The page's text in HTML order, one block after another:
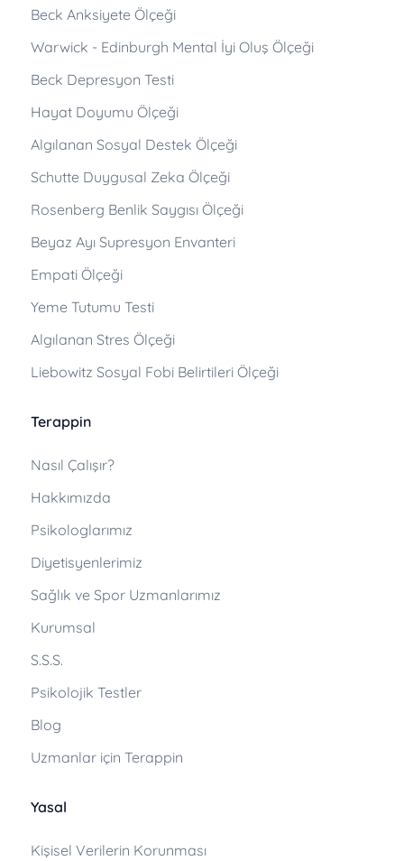
Terappin
Nasıl Çalışır?
Hakkımızda
Psikologlarımız
Diyetisyenlerimiz
Sağlık ve Spor Uzmanlarımız
Kurumsal
S.S.S.
Psikolojik Testler
Blog
Uzmanlar için Terappin
Yasal
Kişisel Verilerin Korunması
Beck Anksiyete Ölçeği
Warwick - Edinburgh Mental İyi Oluş Ölçeği
Beck Depresyon Testi
Hayat Doyumu Ölçeği
Algılanan Sosyal Destek Ölçeği
Schutte Duygusal Zeka Ölçeği
Rosenberg Benlik Saygısı Ölçeği
Beyaz Ayı Supresyon Envanteri
Empati Ölçeği
Yeme Tutumu Testi
Algılanan Stres Ölçeği
Liebowitz Sosyal Fobi Belirtileri Ölçeği